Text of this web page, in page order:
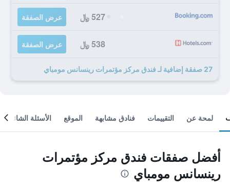
527 ﷼ عرض الصفقة
538 ﷼ عرض الصفقة
27 صفقة إضافية لـ فندق مركز مؤتمرات رينسانس مومباي
لمحة عن التقييمات فنادق مشابهة الموقع الأسئلة الشائعة
أفضل صفقات فندق مركز مؤتمرات
رينسانس مومباي